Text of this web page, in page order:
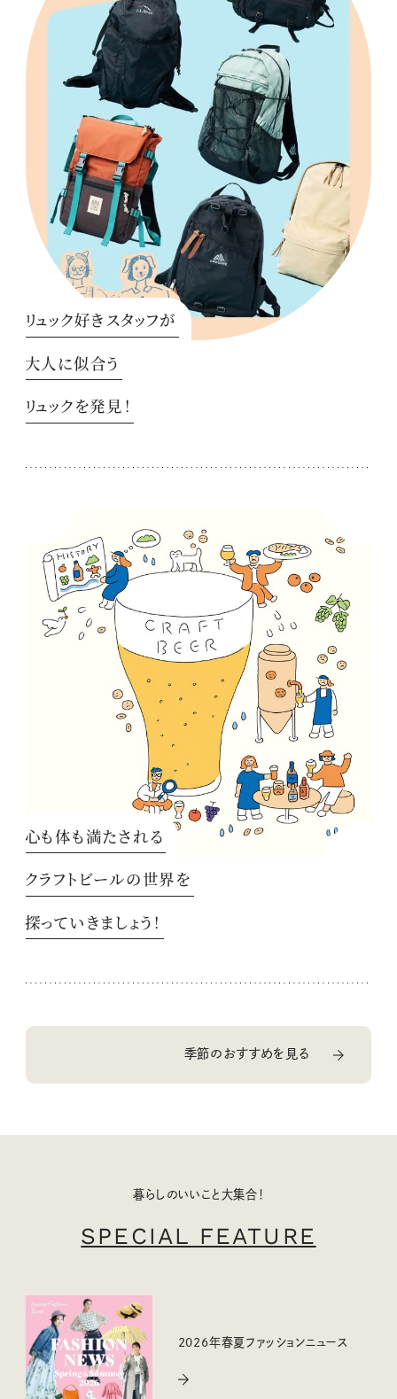
リュック好きスタッフが
大人に似合う
リュックを発見！
心も体も満たされる
クラフトビールの世界を
探っていきましょう！
季節のおすすめを見る
暮らしのいいこと大集合！
SPECIAL FEATURE
2026年春夏ファッションニュース